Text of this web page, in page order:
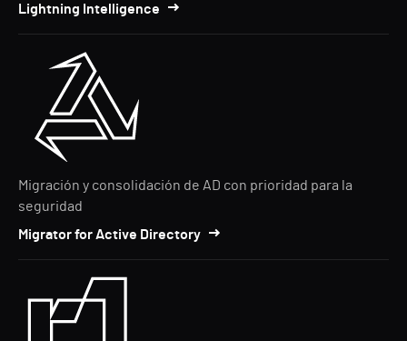
Lightning Intelligence
Migración y consolidación de AD con prioridad para la
seguridad
Migrator for Active Directory